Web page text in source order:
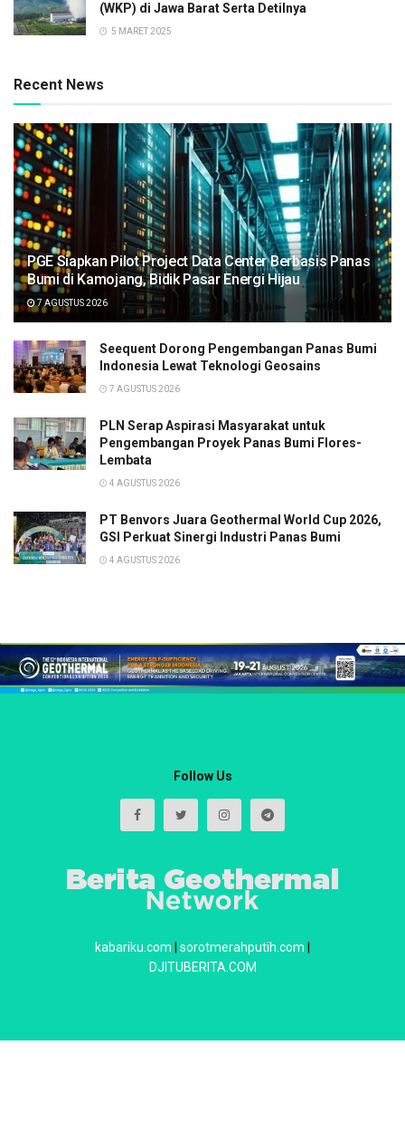
(WKP) di Jawa Barat Serta Detilnya
5 MARET 2025
Recent News
PGE Siapkan Pilot Project Data Center Berbasis Panas
Bumi di Kamojang, Bidik Pasar Energi Hijau
7 AGUSTUS 2026
Seequent Dorong Pengembangan Panas Bumi
Indonesia Lewat Teknologi Geosains
7 AGUSTUS 2026
PLN Serap Aspirasi Masyarakat untuk
Pengembangan Proyek Panas Bumi Flores-
Lembata
4 AGUSTUS 2026
PT Benvors Juara Geothermal World Cup 2026,
GSI Perkuat Sinergi Industri Panas Bumi
4 AGUSTUS 2026
Follow Us
kabariku.com sorotmerahputih.com
DJITUBERITA.COM